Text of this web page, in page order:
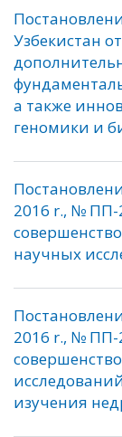
Узбекистан
а также
геномики и
2016 r., № ПП-
научных
2016 r., № ПП-
изучения